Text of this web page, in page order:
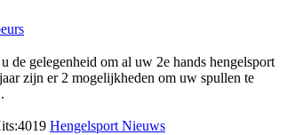
de gelegenheid om al uw 2e hands hengelsport
zijn er 2 mogelijkheden om uw spullen te
Hengelsport Nieuws